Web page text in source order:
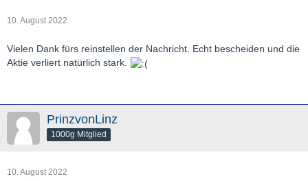
10. August 2022
Vielen Dank fürs reinstellen der Nachricht. Echt bescheiden und die
Aktie verliert natürlich stark.
PrinzvonLinz
1000g Mitglied
10. August 2022